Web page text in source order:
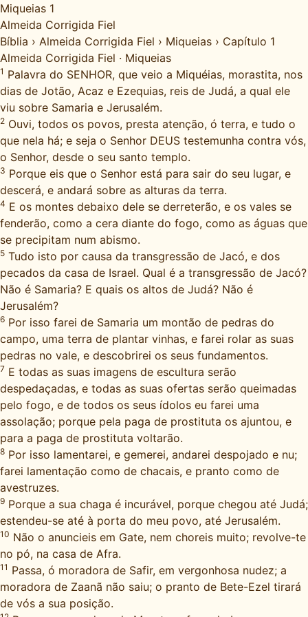
Miqueias 1
Almeida Corrigida Fiel
Bíblia › Almeida Corrigida Fiel › Miqueias › Capítulo 1
Almeida Corrigida Fiel · Miqueias
1 Palavra do SENHOR, que veio a Miquéias, morastita, nos
dias de Jotão, Acaz e Ezequias, reis de Judá, a qual ele
viu sobre Samaria e Jerusalém.
2 Ouvi, todos os povos, presta atenção, ó terra, e tudo o
que nela há; e seja o Senhor DEUS testemunha contra vós,
o Senhor, desde o seu santo templo.
3 Porque eis que o Senhor está para sair do seu lugar, e
descerá, e andará sobre as alturas da terra.
4 E os montes debaixo dele se derreterão, e os vales se
fenderão, como a cera diante do fogo, como as águas que
se precipitam num abismo.
5 Tudo isto por causa da transgressão de Jacó, e dos
pecados da casa de Israel. Qual é a transgressão de Jacó?
Não é Samaria? E quais os altos de Judá? Não é
Jerusalém?
6 Por isso farei de Samaria um montão de pedras do
campo, uma terra de plantar vinhas, e farei rolar as suas
pedras no vale, e descobrirei os seus fundamentos.
7 E todas as suas imagens de escultura serão
despedaçadas, e todas as suas ofertas serão queimadas
pelo fogo, e de todos os seus ídolos eu farei uma
assolação; porque pela paga de prostituta os ajuntou, e
para a paga de prostituta voltarão.
8 Por isso lamentarei, e gemerei, andarei despojado e nu;
farei lamentação como de chacais, e pranto como de
avestruzes.
9 Porque a sua chaga é incurável, porque chegou até Judá;
estendeu-se até à porta do meu povo, até Jerusalém.
10 Não o anuncieis em Gate, nem choreis muito; revolve-te
no pó, na casa de Afra.
11 Passa, ó moradora de Safir, em vergonhosa nudez; a
moradora de Zaanã não saiu; o pranto de Bete-Ezel tirará
de vós a sua posição.